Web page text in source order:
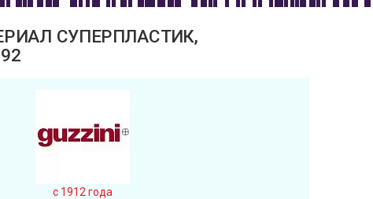
СУПЕРПЛАСТИК,
c 1912 года